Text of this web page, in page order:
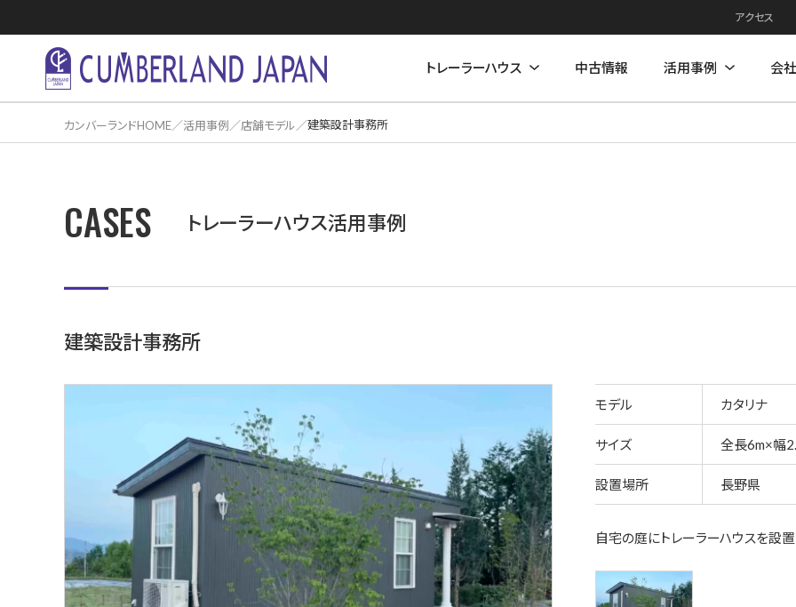
アクセス
トレーラーハウス 中古情報 活用事例 会
カンバーランドHOME 活用事例 店舗モデル 建築設計事務所
CASES トレーラーハウス活用事例
建築設計事務所
モデル カタリナ
サイズ 全長6m×幅
設置場所 長野県
自宅の庭にトレーラーハウスを設置